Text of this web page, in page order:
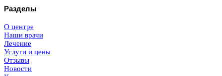
Разделы
О центре
Наши врачи
Лечение
Услуги и цены
Отзывы
Новости